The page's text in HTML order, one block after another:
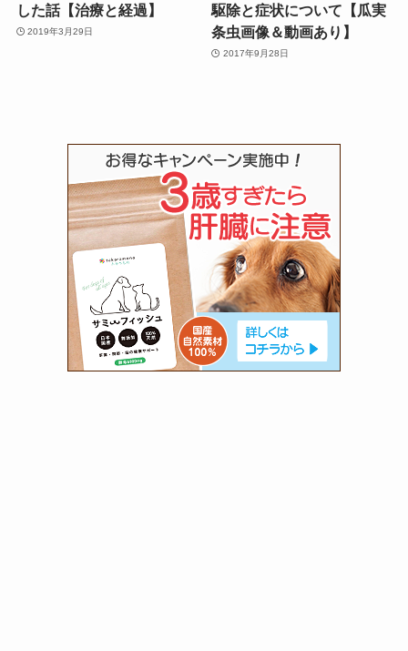
した話【治療と経過】
2019年3月29日
駆除と症状について【瓜実
条虫画像＆動画あり】
2017年9月28日